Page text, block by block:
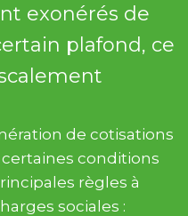
exonérés de
plafond, ce
de cotisations
certaines conditions
règles à
sociales :